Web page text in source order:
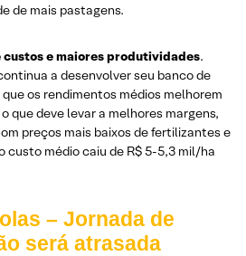
de mais pastagens.
custos e maiores produtividades.
a desenvolver seu banco de
os rendimentos médios melhorem
que deve levar a melhores margens,
preços mais baixos de fertilizantes e
custo médio caiu de R$ 5-5,3 mil/ha
– Jornada de
será atrasada